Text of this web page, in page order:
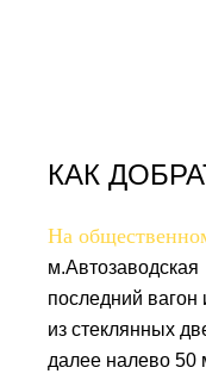
КАК
На
м.Автозаводская
последний
из стеклянных
далее налево 50